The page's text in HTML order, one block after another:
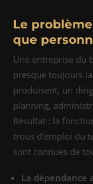
Le
que
Une entreprise du
presque toujours
produisent, un
planning,
Résultat : la
trous d’emploi du
sont connues de
La dépendance